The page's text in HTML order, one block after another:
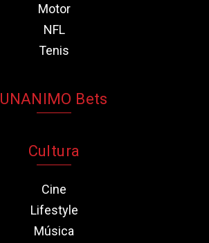
Motor
NFL
Tenis
UNANIMO Bets
Cultura
Cine
Lifestyle
Música